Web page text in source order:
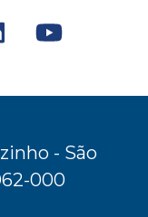
- São
000